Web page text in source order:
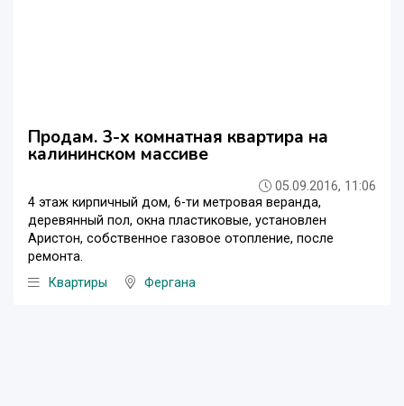
Продам. 3-х комнатная квартира на
калининском массиве
05.09.2016, 11:06
4 этаж кирпичный дом, 6-ти метровая веранда,
деревянный пол, окна пластиковые, установлен
Аристон, собственное газовое отопление, после
ремонта.
Квартиры
Фергана